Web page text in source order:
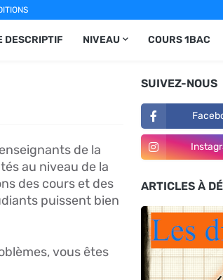
DESCRIPTIF NIVEAU COURS 1BAC
de la
au niveau de la
des cours et des
puissent bien
vous êtes
SUIVEZ-NOUS
ARTICLES À